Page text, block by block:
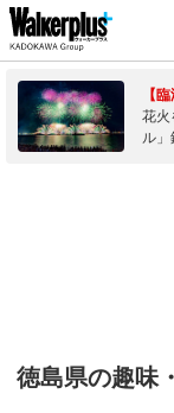
【
花火
ル
徳島県の趣味